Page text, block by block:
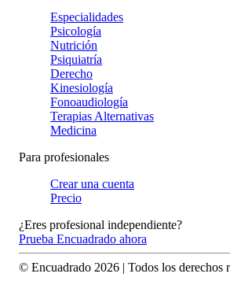
Especialidades
Psicología
Nutrición
Psiquiatría
Derecho
Kinesiología
Fonoaudiología
Terapias Alternativas
Medicina
Para profesionales
Crear una cuenta
Precio
¿Eres profesional independiente?
Prueba Encuadrado ahora
© Encuadrado 2026 | Todos los derechos